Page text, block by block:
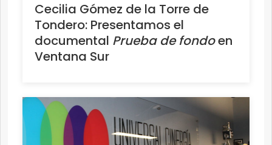
Cecilia Gómez de la Torre de
Tondero: Presentamos el
documental Prueba de fondoen
Ventana Sur